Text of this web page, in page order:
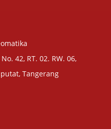
42, RT. 02. RW. 06,
Tangerang